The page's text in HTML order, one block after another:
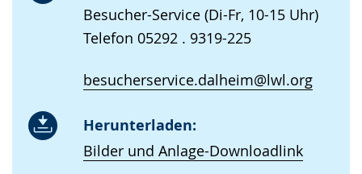
Besucher-Service (Di-Fr, 10-15 Uhr)
Telefon 05292 . 9319-225
besucherservice.dalheim@lwl.org
Herunterladen:
Bilder und Anlage-Downloadlink